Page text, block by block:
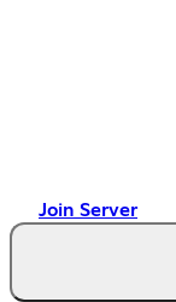
Join Server